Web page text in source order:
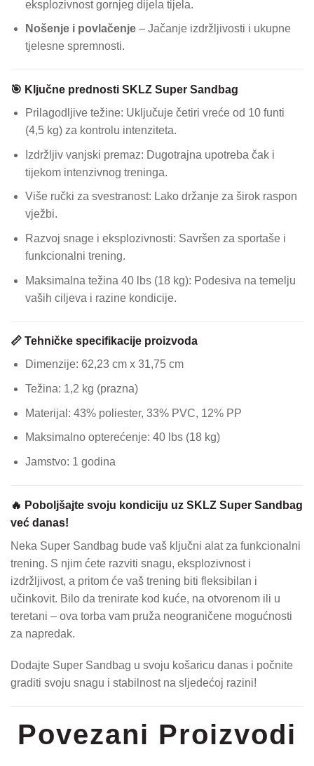
eksplozivnost gornjeg dijela tijela.
Nošenje i povlačenje– Jačanje izdržljivosti i ukupne
tjelesne spremnosti.
🎯 Ključne prednosti SKLZ Super Sandbag
Prilagodljive težine: Uključuje četiri vreće od 10 funti
(4,5 kg) za kontrolu intenziteta.
Izdržljiv vanjski premaz: Dugotrajna upotreba čak i
tijekom intenzivnog treninga.
Više ručki za svestranost: Lako držanje za širok raspon
vježbi.
Razvoj snage i eksplozivnosti: Savršen za sportaše i
funkcionalni trening.
Maksimalna težina 40 lbs (18 kg): Podesiva na temelju
vaših ciljeva i razine kondicije.
📏 Tehničke specifikacije proizvoda
Dimenzije: 62,23 cm x 31,75 cm
Težina: 1,2 kg (prazna)
Materijal: 43% poliester, 33% PVC, 12% PP
Maksimalno opterećenje: 40 lbs (18 kg)
Jamstvo: 1 godina
🔥 Poboljšajte svoju kondiciju uz SKLZ Super Sandbag
već danas!
Neka Super Sandbag bude vaš ključni alat za funkcionalni
trening. S njim ćete razviti snagu, eksplozivnost i
izdržljivost, a pritom će vaš trening biti fleksibilan i
učinkovit. Bilo da trenirate kod kuće, na otvorenom ili u
teretani – ova torba vam pruža neograničene mogućnosti
za napredak.
Dodajte Super Sandbag u svoju košaricu danas i počnite
graditi svoju snagu i stabilnost na sljedećoj razini!
Povezani Proizvodi